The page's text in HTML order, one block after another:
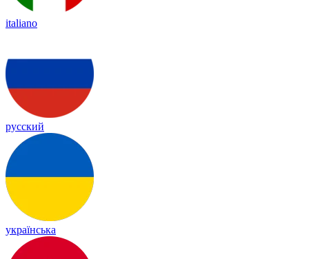
italiano
русский
українська